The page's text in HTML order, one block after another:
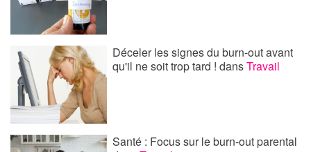
Déceler les signes du burn-out avant
qu'il ne soit trop tard !dansTravail
Santé : Focus sur le burn-out parental